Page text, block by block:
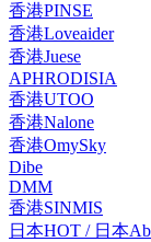
香港PINSE
香港Loveaider
香港Juese
APHRODISIA
香港UTOO
香港Nalone
香港OmySky
Dibe
DMM
香港SINMIS
日本HOT / 日本